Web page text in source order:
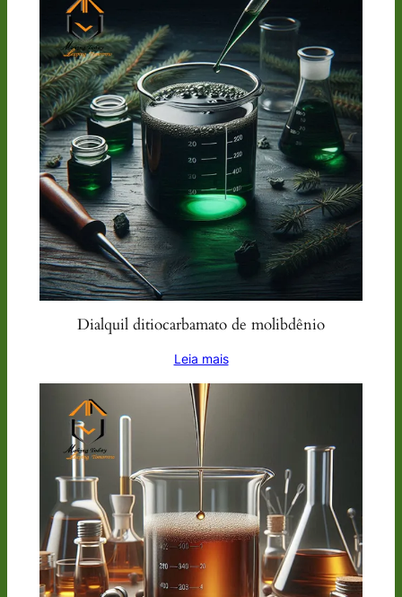
Dialquil ditiocarbamato de molibdênio
Leia mais